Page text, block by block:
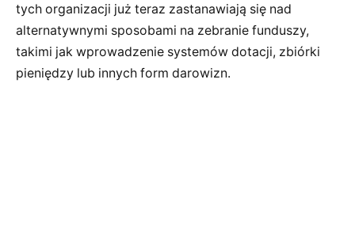
tych organizacji już teraz zastanawiają się nad
alternatywnymi sposobami na zebranie funduszy,
takimi jak wprowadzenie systemów dotacji, zbiórki
pieniędzy lub innych form darowizn.